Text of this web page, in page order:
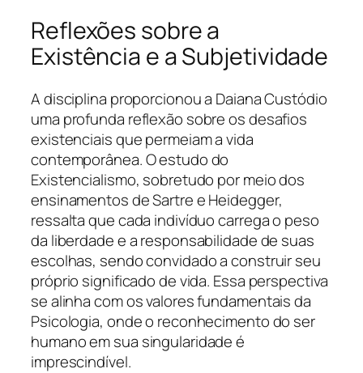
Reflexões sobre a
Existência e a Subjetividade
A disciplina proporcionou a Daiana Custódio
uma profunda reflexão sobre os desafios
existenciais que permeiam a vida
contemporânea. O estudo do
Existencialismo, sobretudo por meio dos
ensinamentos de Sartre e Heidegger,
ressalta que cada indivíduo carrega o peso
da liberdade e a responsabilidade de suas
escolhas, sendo convidado a construir seu
próprio significado de vida. Essa perspectiva
se alinha com os valores fundamentais da
Psicologia, onde o reconhecimento do ser
humano em sua singularidade é
imprescindível.